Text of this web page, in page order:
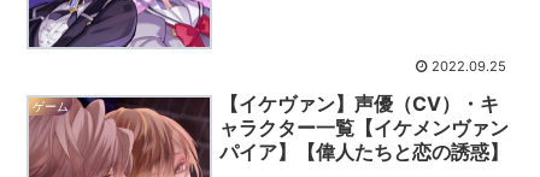
2022.09.25
ゲーム
【イケヴァン】声優（CV）・キ
ャラクター一覧【イケメンヴァン
パイア】【偉人たちと恋の誘惑】